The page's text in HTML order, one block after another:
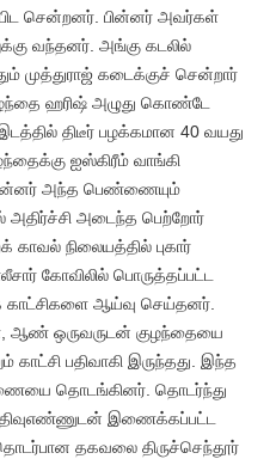
சென்றனர். பின்னர் அவர்கள்
வந்தனர். அங்கு கடலில்
முத்துராஜ் கடைக்குச் சென்றார்
ஹரிஷ் அழுது கொண்டே
திடீர் பழக்கமான 40 வயது
ஐஸ்கிரீம் வாங்கி
அந்த பெண்ணையும்
அடைந்த பெற்றோர்
காவல் நிலையத்தில் புகார்
கோவிலில் பொருத்தப்பட்ட
காட்சிகளை ஆய்வு செய்தனர்.
ஆண் ஒருவருடன் குழந்தையை
பதிவாகி இருந்தது. இந்த
தொடங்கினர். தொடர்ந்து
இணைக்கப்பட்ட
தகவலை திருச்செந்தூர்